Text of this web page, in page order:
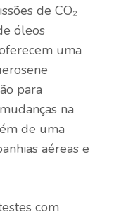
de CO₂
óleos
uma
para
na
de uma
aéreas e
com